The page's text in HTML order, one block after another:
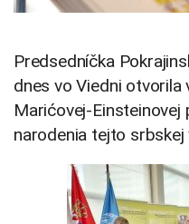
Predsedníčka
dnes vo Viedni otvorila
Marićovej-
narodenia tejto srbskej